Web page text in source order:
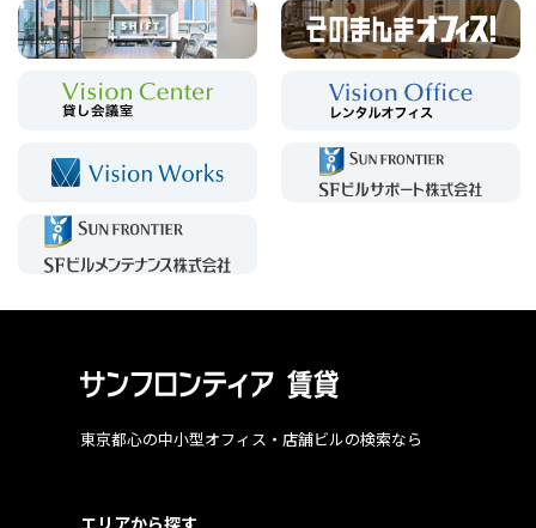
東京都心の中小型オフィス・店舗ビルの検索なら